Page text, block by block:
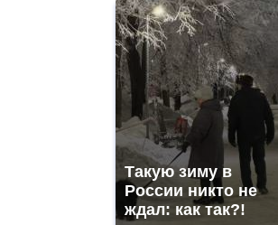
https://gradewatches.to/
Такую зиму в
России никто не
ждал: как так?!